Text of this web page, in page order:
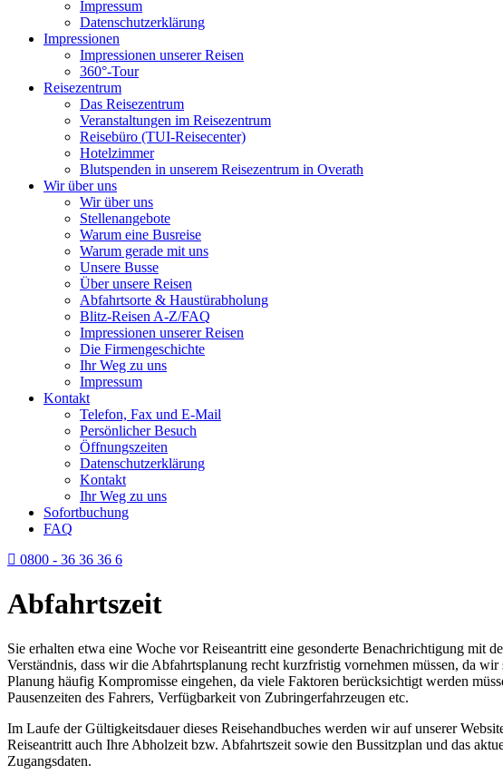
Impressum
Datenschutzerklärung
Impressionen
Impressionen unserer Reisen
360°-Tour
Reisezentrum
Das Reisezentrum
Veranstaltungen im Reisezentrum
Reisebüro (TUI-Reisecenter)
Hotelzimmer
Blutspenden in unserem Reisezentrum in Overath
Wir über uns
Wir über uns
Stellenangebote
Warum eine Busreise
Warum gerade mit uns
Unsere Busse
Über unsere Reisen
Abfahrtsorte & Haustürabholung
Blitz-Reisen A-Z/FAQ
Impressionen unserer Reisen
Die Firmengeschichte
Ihr Weg zu uns
Impressum
Kontakt
Telefon, Fax und E-Mail
Persönlicher Besuch
Öffnungszeiten
Datenschutzerklärung
Kontakt
Ihr Weg zu uns
Sofortbuchung
FAQ
0800 - 36 36 36 6
Abfahrtszeit
Sie erhalten etwa eine Woche vor Reiseantritt eine gesonderte Benachrichtigung mit
Verständnis, dass wir die Abfahrtsplanung recht kurzfristig vornehmen müssen, da
Planung häufig Kompromisse eingehen, da viele Faktoren berücksichtigt werden
Pausenzeiten des Fahrers, Verfügbarkeit von Zubringerfahrzeugen etc.
Im Laufe der Gültigkeitsdauer dieses Reisehand­buches werden wir auf unserer
Reiseantritt auch Ihre Abholzeit bzw. Abfahrtszeit sowie den Bussitzplan und das
Zugangsdaten.